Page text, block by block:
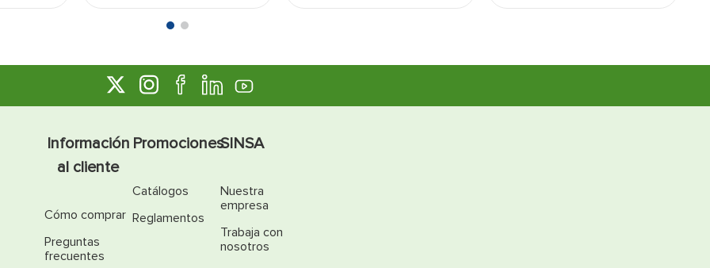
Información
al cliente
Cómo comprar
Preguntas
frecuentes
Promociones
Catálogos
Reglamentos
SINSA
Nuestra
empresa
Trabaja con
nosotros